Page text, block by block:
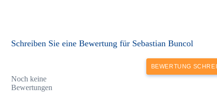
Schreiben Sie eine Bewertung für Sebastian Buncol
BEWERTUNG
Noch keine
Bewertungen